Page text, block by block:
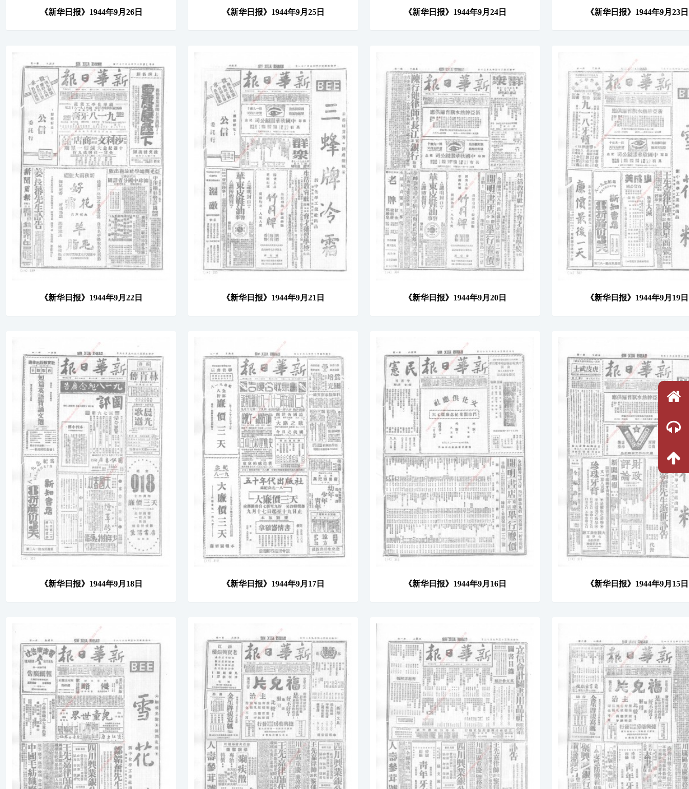
《新华日报》1944年9月26日
《新华日报》1944年9月22日
《新华日报》1944年9月18日
《新华日报》1944年9月25日
《新华日报》1944年9月21日
《新华日报》1944年9月17日
《新华日报》1944年9月24日
《新华日报》1944年9月20日
《新华日报》1944年9月16日
《新华日报》1944年9月23日
《新华日报》1944年9月19日
《新华日报》1944年9月15日